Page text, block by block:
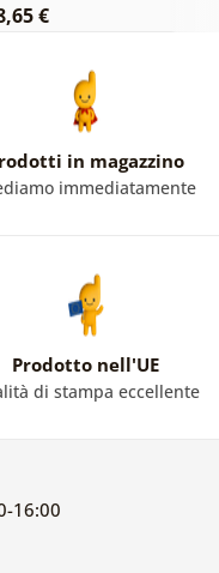
€
in magazzino
immediatamente
Prodotto nell'UE
di stampa eccellente
16:00